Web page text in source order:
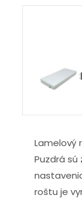
chránič
Lamelový
Puzdrá
roštu je